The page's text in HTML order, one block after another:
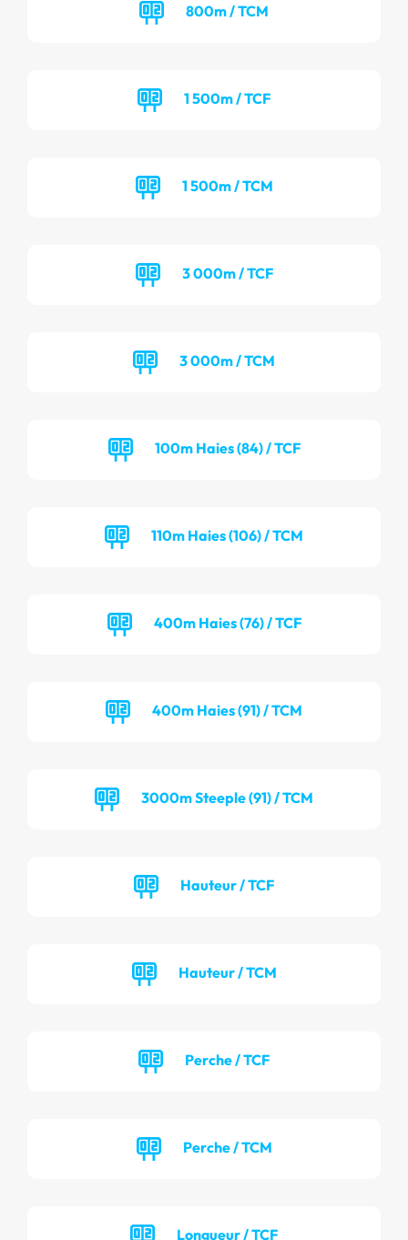
800m / TCM
1 500m / TCF
1 500m / TCM
3 000m / TCF
3 000m / TCM
100m Haies (84) / TCF
110m Haies (106) / TCM
400m Haies (76) / TCF
400m Haies (91) / TCM
3000m Steeple (91) / TCM
Hauteur / TCF
Hauteur / TCM
Perche / TCF
Perche / TCM
Longueur / TCF